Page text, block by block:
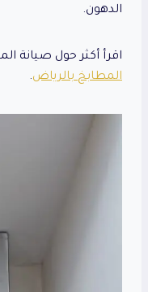
الدهون.
اقرأ أكثر حول صيانة
المطابخ بالرياض.